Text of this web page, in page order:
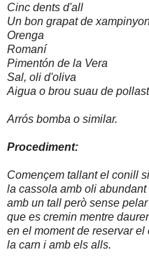
Cinc dents d'all
Un bon grapat de
Orenga
Romaní
Pimentón de la Vera
Sal, oli d'oliva
Aigua o brou suau de
Arrós bomba o similar.
Procediment:
Començem tallant el conill
la cassola amb oli
amb un tall però sense
que es cremin mentre
en el moment de reservar
la carn i amb els alls.